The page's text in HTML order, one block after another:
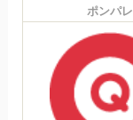
ポンパレ